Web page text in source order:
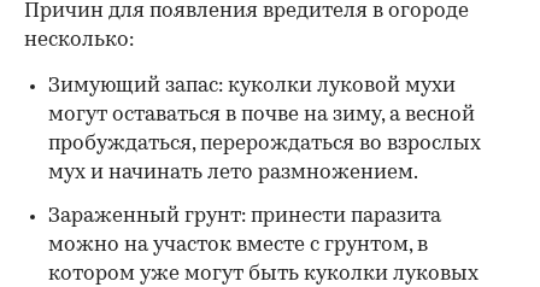
Причин для появления вредителя в огороде
несколько:
Зимующий запас: куколки луковой мухи
могут оставаться в почве на зиму, а весной
пробуждаться, перерождаться во взрослых
мух и начинать лето размножением.
Зараженный грунт: принести паразита
можно на участок вместе с грунтом, в
котором уже могут быть куколки луковых